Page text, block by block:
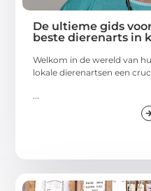
De ultieme gids
beste dierenarts in
Welkom in de wereld van
lokale dierenartsen een